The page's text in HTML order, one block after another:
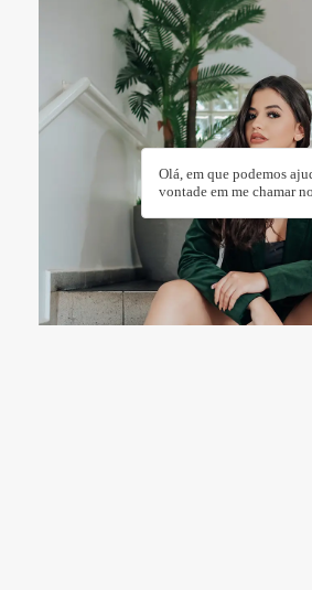
Olá, em que podemos
vontade em me chamar